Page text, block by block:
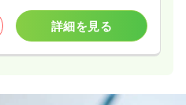
詳細を見る